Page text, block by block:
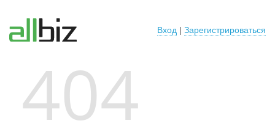
Вход | Зарегистрироваться
404